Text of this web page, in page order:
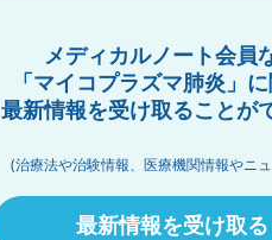
メディカルノート会員
「マイコプラズマ肺炎」
最新情報を受け取ることが
(治療法や治験情報、医療機関情報やニ
最新情報を受け取る